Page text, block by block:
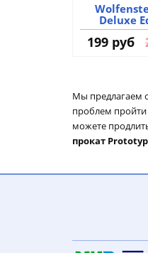
Deluxe
аренда
199 руб
Мы предлагаем
проблем пройти
можете
прокат